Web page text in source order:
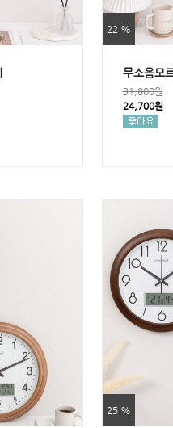
22 %
무소음모
31,800원
24,700원
25 %